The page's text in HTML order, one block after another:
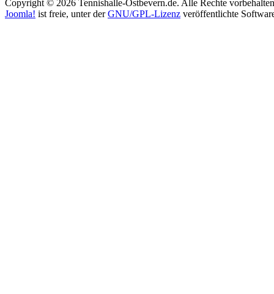
Copyright © 2026 Tennishalle-Ostbevern.de. Alle Rechte
Joomla! ist freie, unter derGNU/GPL-Lizenz veröffentlichte